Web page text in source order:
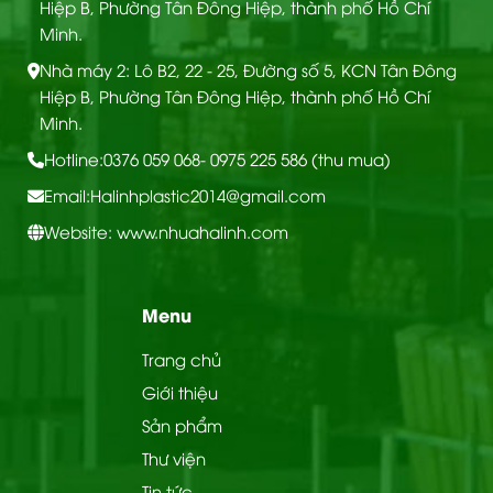
CẤU TẠO TẤM ỐP ĐA NĂNG THAN TRE
Hiệp B, Phường Tân Đông Hiệp, thành phố Hồ Chí
Minh.
Nhà máy 2: Lô B2, 22 - 25, Đường số 5, KCN Tân Đông
Hiệp B, Phường Tân Đông Hiệp, thành phố Hồ Chí
Minh.
Hotline:0376 059 068- 0975 225 586 (thu mua)
Email:Halinhplastic2014@gmail.com
Website: www.nhuahalinh.com
Menu
Trang chủ
Giới thiệu
Sản phẩm
Thư viện